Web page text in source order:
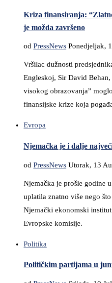
Kriza finansiranja:
je možda završeno
od PressNews Ponedjeljak,
Vršilac dužnosti
Engleskoj, Sir David
visokog obrazovanja”
finansijske krize koja
Evropa
Njemačka je i dalje
od PressNews Utorak, 13
Njemačka je prošle godine
uplatila znatno više nego
Njemački ekonomski
Evropske komisije.
Politika
Političkim partijama u